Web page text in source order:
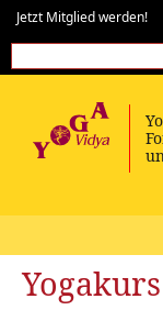
Jetzt Mitglied werden!
Yogakurs